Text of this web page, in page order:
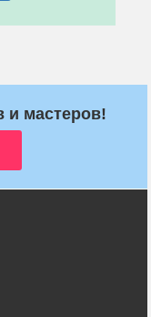
и мастеров!